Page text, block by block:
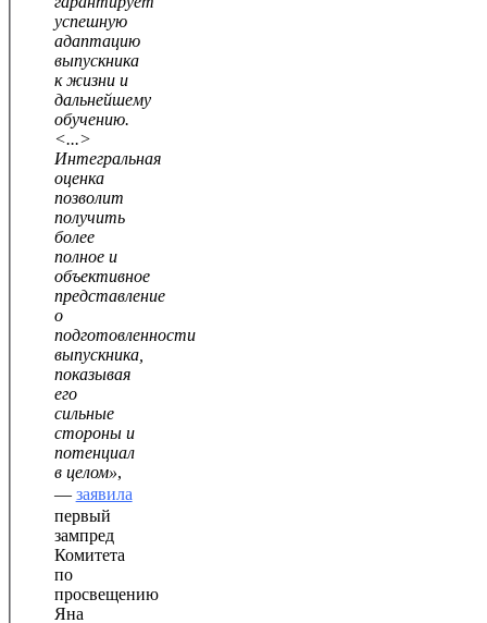
успешную
адаптацию
выпускника
к жизни и
дальнейшему
обучению.
<...>
Интегральная
оценка
позволит
получить
более
полное и
объективное
представление
о
подготовленности
выпускника,
показывая
его
сильные
стороны и
потенциал
в целом»,
— заявила
первый
зампред
Комитета
по
просвещению
Яна